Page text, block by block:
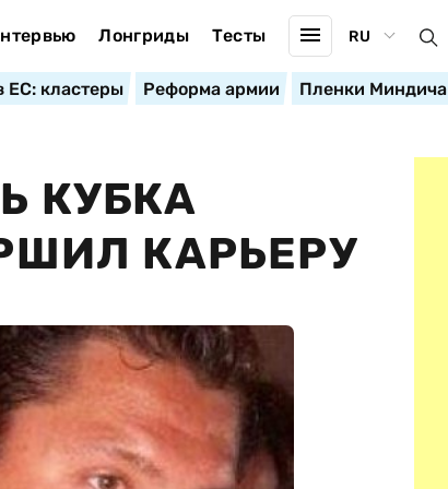
Лонгриды Тесты RU
ЕС: кластеры Реформа армии Пленки Миндича
КУБКА
КАРЬЕРУ